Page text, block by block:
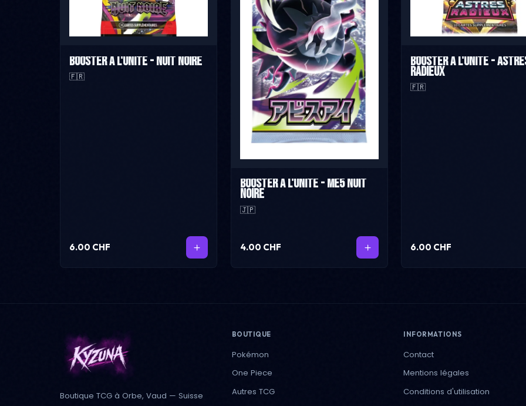
Booster à l'unité - Nuit Noire
🇫🇷
6.00 CHF
Booster à l'unité - ME5 Nuit
Noire
🇯🇵
4.00 CHF
Booster à l'unité -
Radieux
🇫🇷
6.00 CHF
Boutique TCG à Orbe, Vaud — Suisse
BOUTIQUE
Pokémon
One Piece
Autres TCG
INFORMATIONS
Contact
Mentions légales
Conditions d'utilisation